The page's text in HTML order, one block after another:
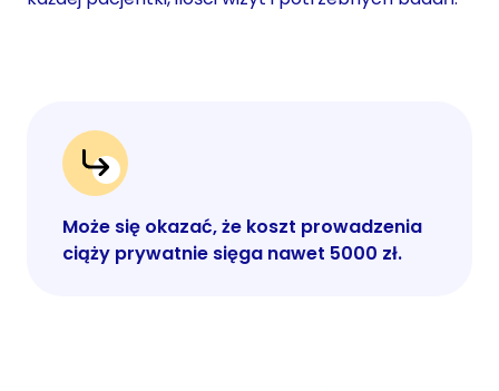
Może się okazać, że koszt prowadzenia
ciąży prywatnie sięga nawet 5000 zł.